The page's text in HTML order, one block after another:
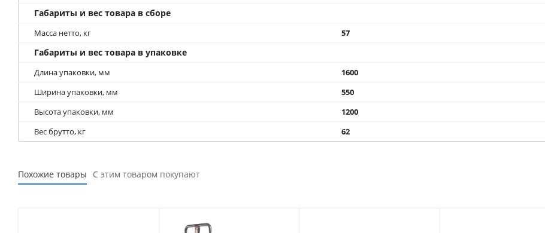
Габариты и вес товара в сборе
Масса нетто, кг 57
Габариты и вес товара в упаковке
Длина упаковки, мм
1600
Ширина упаковки, мм
550
Высота упаковки, мм
1200
Вес брутто, кг
62
Похожие товары С этим товаром покупают